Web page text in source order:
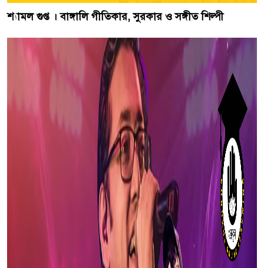
শ্যামল গুপ্ত । বাঙ্গালি গীতিকার, সুরকার ও সঙ্গীত শিল্পী